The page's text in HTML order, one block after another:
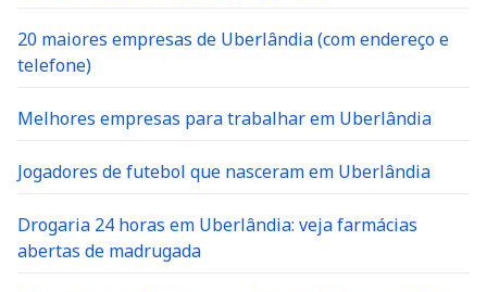
20 maiores empresas de Uberlândia (com endereço e
telefone)
Melhores empresas para trabalhar em Uberlândia
Jogadores de futebol que nasceram em Uberlândia
Drogaria 24 horas em Uberlândia: veja farmácias
abertas de madrugada